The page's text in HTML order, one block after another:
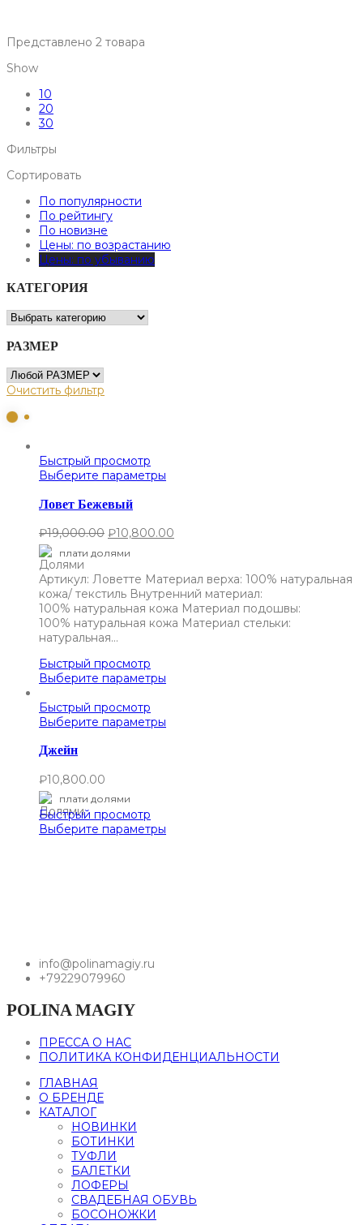
Представлено 2 товара
Show
10
20
30
Фильтры
Сортировать
По популярности
По рейтингу
По новизне
Цены: по возрастанию
Цены: по убыванию
КАТЕГОРИЯ
РАЗМЕР
Очистить фильтр
Быстрый просмотр
Выберите параметры
Ловет Бежевый
₽19,000.00 ₽10,800.00
плати долями
Артикул: Ловетте Материал верха: 100% натуральная
кожа/ текстиль Внутренний материал:
100% натуральная кожа Материал подошвы:
100% натуральная кожа Материал стельки:
натуральная…
Быстрый просмотр
Выберите параметры
Быстрый просмотр
Выберите параметры
Джейн
₽10,800.00
плати долями
Быстрый просмотр
Выберите параметры
info@polinamagiy.ru
+79229079960
POLINA MAGIY
ПРЕССА О НАС
ПОЛИТИКА КОНФИДЕНЦИАЛЬНОСТИ
ГЛАВНАЯ
О БРЕНДЕ
КАТАЛОГ
НОВИНКИ
БОТИНКИ
ТУФЛИ
БАЛЕТКИ
ЛОФЕРЫ
СВАДЕБНАЯ ОБУВЬ
БОСОНОЖКИ